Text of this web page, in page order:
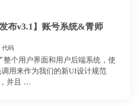
布v3.1】账号系统&青师
代码
整个用户界面和用户后端系统，使
用来作为我们的新UI设计规范
，并且 …